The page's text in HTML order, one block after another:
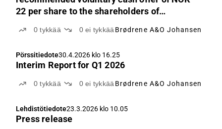
22 per share to the shareholders of
document; commencement of offer period
0tykkää 0ei tykkää Brødrene A&O Johansen
Pörssitiedote30.4.2026 klo 16.25
Interim Report for Q1 2026
0tykkää 0ei tykkää Brødrene A&O Johansen
Lehdistötiedote23.3.2026 klo 10.05
Press release